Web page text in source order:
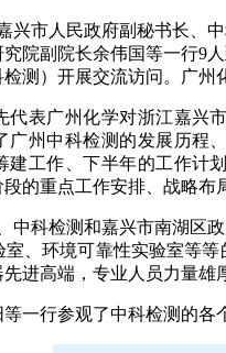
市人民政府副秘书长、
院副院长余伟国等一行
测）开展交流访问。广
广州化学对浙江嘉兴市
广州中科检测的发展历程
建工作、下半年的工作
的重点工作安排、战略布
科检测和嘉兴市南湖区政
、环境可靠性实验室等
进高端，专业人员力量雄
行参观了中科检测的各